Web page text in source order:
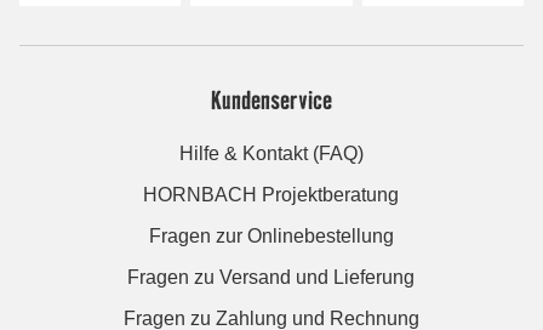
Kundenservice
Hilfe & Kontakt (FAQ)
HORNBACH Projektberatung
Fragen zur Onlinebestellung
Fragen zu Versand und Lieferung
Fragen zu Zahlung und Rechnung